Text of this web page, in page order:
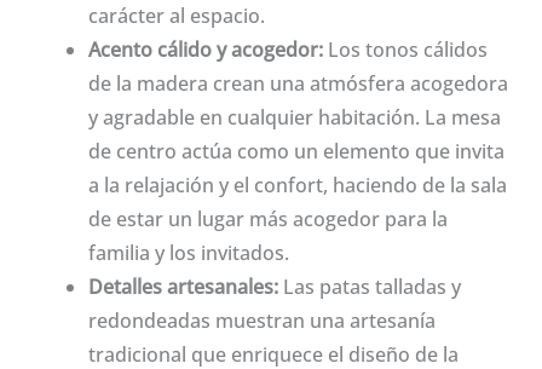
carácter al espacio.
Acento cálido y acogedor:Los tonos cálidos
de la madera crean una atmósfera acogedora
y agradable en cualquier habitación. La mesa
de centro actúa como un elemento que invita
a la relajación y el confort, haciendo de la sala
de estar un lugar más acogedor para la
familia y los invitados.
Detalles artesanales:Las patas talladas y
redondeadas muestran una artesanía
tradicional que enriquece el diseño de la